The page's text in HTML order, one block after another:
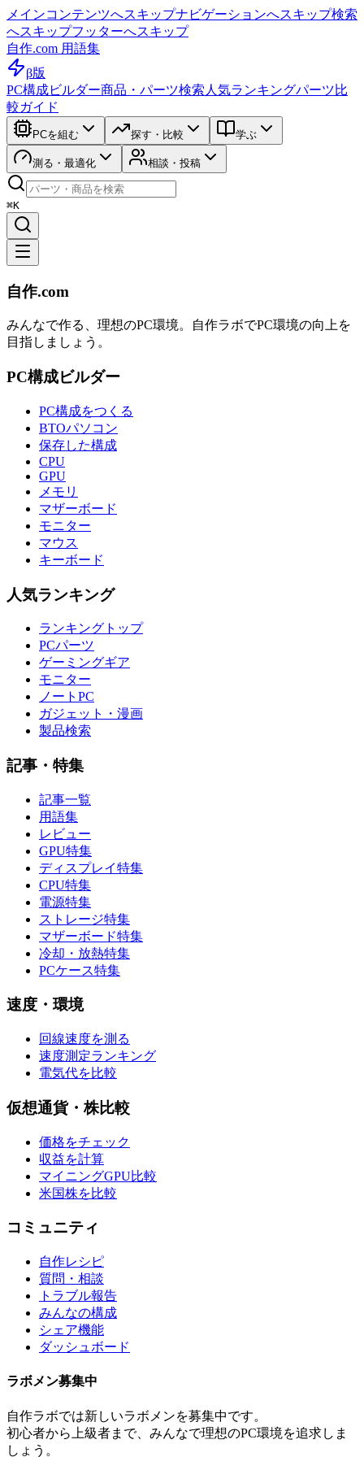
メインコンテンツへスキップナビゲーションへスキップ検索
へスキップフッターへスキップ
自作.com 用語集
β版
PC構成ビルダー商品・パーツ検索 人気ランキングパーツ比
較ガイド
PCを組む 探す・比較 学ぶ
測る・最適化 相談・投稿
⌘K
自作.com
みんなで作る、理想のPC環境。 自作ラボでPC環境の向上を
目指しましょう。
PC構成ビルダー
PC構成をつくる
BTOパソコン
保存した構成
CPU
GPU
メモリ
マザーボード
モニター
マウス
キーボード
人気ランキング
ランキングトップ
PCパーツ
ゲーミングギア
モニター
ノートPC
ガジェット・漫画
製品検索
記事・特集
記事一覧
用語集
レビュー
GPU特集
ディスプレイ特集
CPU特集
電源特集
ストレージ特集
マザーボード特集
冷却・放熱特集
PCケース特集
速度・環境
回線速度を測る
速度測定ランキング
電気代を比較
仮想通貨・株比較
価格をチェック
収益を計算
マイニングGPU比較
米国株を比較
コミュニティ
自作レシピ
質問・相談
トラブル報告
みんなの構成
シェア機能
ダッシュボード
ラボメン募集中
自作ラボでは新しいラボメンを募集中です。
初心者から上級者まで、みんなで理想のPC環境を追求しま
しょう。